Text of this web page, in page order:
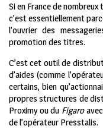
Si en France de
c’est essentiellement
l’ouvrier des
promotion des titres.
C’est cet outil de
d’aides (comme
certains, bien
propres structures de
Proximy ou du Figaro
de l’opérateur Presstalis.